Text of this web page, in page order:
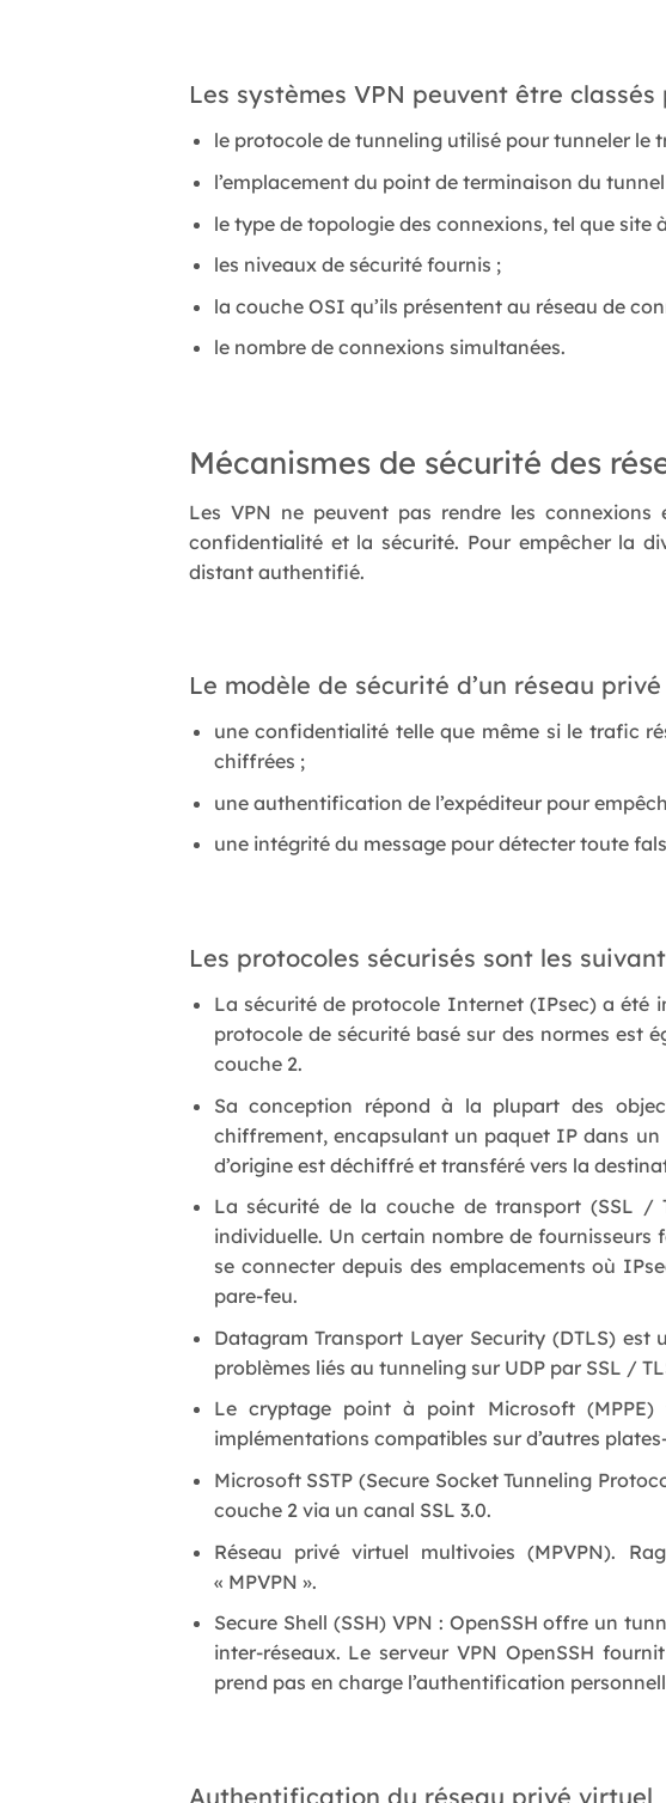
Les systèmes VPN peuvent être classés
le protocole de tunneling utilisé pour tunneler le
l’emplacement du point de terminaison du tunnel
le type de topologie des connexions, tel que site
les niveaux de sécurité fournis ;
la couche OSI qu’ils présentent au réseau de
le nombre de connexions simultanées.
Mécanismes de sécurité des
Les VPN ne peuvent pas rendre les
confidentialité et la sécurité. Pour empêcher la
distant authentifié.
Le modèle de sécurité d’un réseau
une confidentialité telle que même si le trafic
chiffrées ;
une authentification de l’expéditeur pour
une intégrité du message pour détecter toute
Les protocoles sécurisés sont les
La sécurité de protocole Internet (IPsec) a été
protocole de sécurité basé sur des normes est
couche 2.
Sa conception répond à la plupart des
chiffrement, encapsulant un paquet IP dans
d’origine est déchiffré et transféré vers la
La sécurité de la couche de transport (SSL /
individuelle. Un certain nombre de fournisseurs
se connecter depuis des emplacements où
pare-feu.
Datagram Transport Layer Security (DTLS) est
problèmes liés au tunneling sur UDP par SSL /
Le cryptage point à point Microsoft
implémentations compatibles sur d’autres
Microsoft SSTP (Secure Socket Tunneling
couche 2 via un canal SSL 3.0.
Réseau privé virtuel multivoies (MPVPN).
« MPVPN ».
Secure Shell (SSH) VPN : OpenSSH offre un
inter-réseaux. Le serveur VPN OpenSSH
prend pas en charge l’authentification
Authentification du réseau privé virtuel